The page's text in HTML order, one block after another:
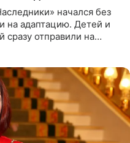
начался без
на адаптацию. Детей и
сразу отправили на